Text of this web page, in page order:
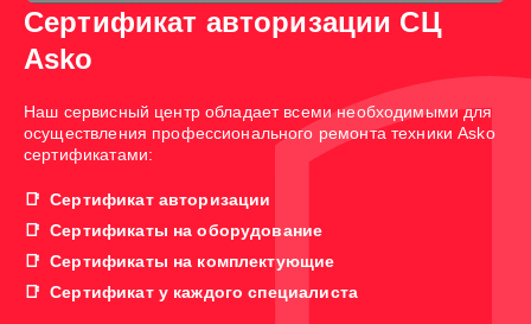
Сертификат авторизации СЦ
Asko
Наш сервисный центр обладает всеми необходимыми для
осуществления профессионального ремонта техники Asko
сертификатами:
Сертификат авторизации
Сертификаты на оборудование
Сертификаты на комплектующие
Сертификат у каждого специалиста